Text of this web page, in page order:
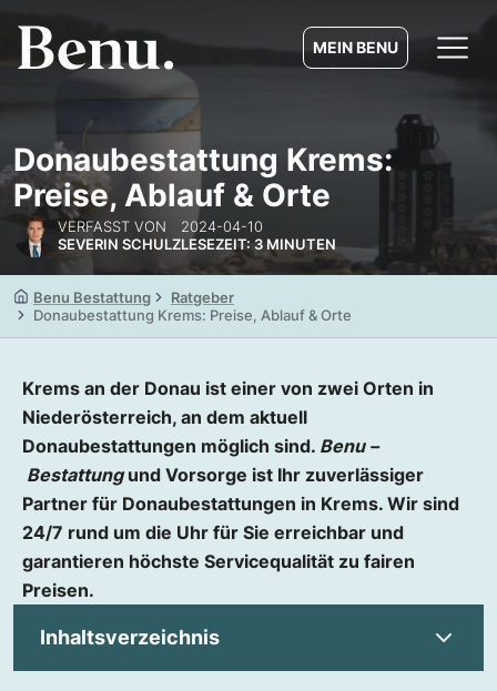
MEIN BENU
Donaubestattung Krems:
Preise, Ablauf & Orte
VERFASST VON
SEVERIN SCHULZ
2024-04-10
LESEZEIT: 3 MINUTEN
Benu Bestattung
Ratgeber
Donaubestattung Krems: Preise, Ablauf & Orte
Krems an der Donau ist einer von zwei Orten in
Niederösterreich, an dem aktuell
Donaubestattungen möglich sind. Benu –
Bestattungund Vorsorge ist Ihr zuverlässiger
Partner für Donaubestattungen in Krems. Wir sind
24/7 rund um die Uhr für Sie erreichbar und
garantieren höchste Servicequalität zu fairen
Preisen.
Inhaltsverzeichnis